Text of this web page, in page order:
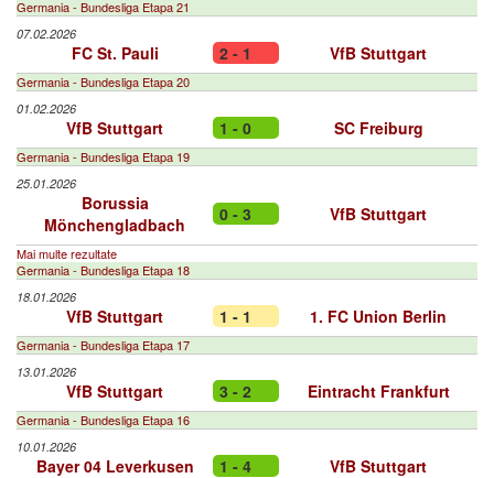
Germania - Bundesliga Etapa 21
07.02.2026
FC St. Pauli 2 - 1 VfB Stuttgart
Germania - Bundesliga Etapa 20
01.02.2026
VfB Stuttgart 1 - 0 SC Freiburg
Germania - Bundesliga Etapa 19
25.01.2026
Borussia
Mönchengladbach
0 - 3 VfB Stuttgart
Mai multe rezultate
Germania - Bundesliga Etapa 18
18.01.2026
VfB Stuttgart 1 - 1 1. FC Union Berlin
Germania - Bundesliga Etapa 17
13.01.2026
VfB Stuttgart 3 - 2 Eintracht Frankfurt
Germania - Bundesliga Etapa 16
10.01.2026
Bayer 04 Leverkusen 1 - 4 VfB Stuttgart